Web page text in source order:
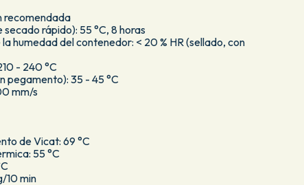
recomendada
rápido): 55 °C, 8 horas
humedad del contenedor: < 20 % HR (sellado, con
- 240 °C
pegamento): 35 - 45 °C
mm/s
de Vicat: 69 °C
55 °C
10 min